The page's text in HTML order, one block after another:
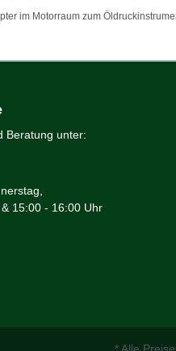
im Motorraum zum
Beratung unter:
15:00 - 16:00 Uhr
* Alle